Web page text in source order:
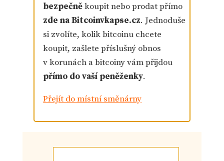
bezpečněkoupit nebo prodat přímo
zde na Bitcoinvkapse.cz. Jednoduše
si zvolíte, kolik bitcoinu chcete
koupit, zašlete příslušný obnos
v korunách a bitcoiny vám přijdou
přímo do vaší peněženky.
Přejít do místní směnárny